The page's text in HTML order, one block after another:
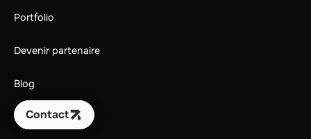
Portfolio
Devenir partenaire
Blog
Contact